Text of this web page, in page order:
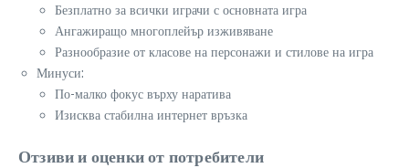
Безплатно за всички играчи с основната игра
Ангажиращо многоплейър изживяване
Разнообразие от класове на персонажи и стилове на игра
Минуси:
По-малко фокус върху наратива
Изисква стабилна интернет връзка
Отзиви и оценки от потребители